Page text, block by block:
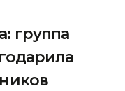
группа